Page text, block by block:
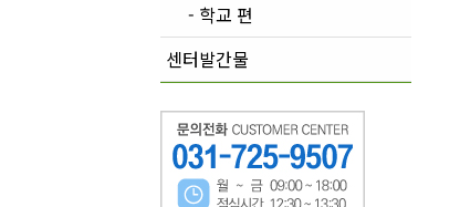
- 학교 편
센터발간물